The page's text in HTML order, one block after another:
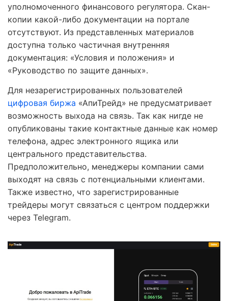
уполномоченного финансового регулятора. Скан-
копии какой-либо документации на портале
отсутствуют. Из представленных материалов
доступна только частичная внутренняя
документация: «Условия и положения» и
«Руководство по защите данных».
Для незарегистрированных пользователей
цифровая биржа «АпиТрейд» не предусматривает
возможность выхода на связь. Так как нигде не
опубликованы такие контактные данные как номер
телефона, адрес электронного ящика или
центрального представительства.
Предположительно, менеджеры компании сами
выходят на связь с потенциальными клиентами.
Также известно, что зарегистрированные
трейдеры могут связаться с центром поддержки
через Telegram.